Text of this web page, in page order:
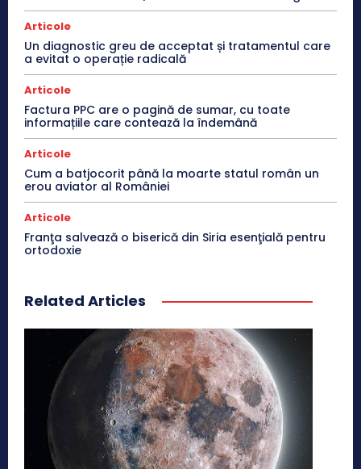
Articole
Un diagnostic greu de acceptat și tratamentul care
a evitat o operație radicală
Articole
Factura PPC are o pagină de sumar, cu toate
informațiile care contează la îndemână
Articole
Cum a batjocorit până la moarte statul român un
erou aviator al României
Articole
Franţa salvează o biserică din Siria esenţială pentru
ortodoxie
Related Articles